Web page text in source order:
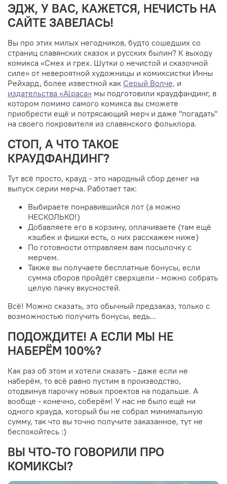
ЭДЖ, У ВАС, КАЖЕТСЯ, НЕЧИСТЬ НА
САЙТЕ ЗАВЕЛАСЬ!
Вы про этих милых негодников, будто сошедших со
страниц славянских сказок и русских былин? К выходу
комикса «Смех и грех. Шутки о нечистой и сказочной
силе» от невероятной художницы и комиксистки Инны
Рейхард, более известной как Серый Волче, и
издательства «Alpaca» мы подготовили краудфандинг, в
котором помимо самого комикса вы сможете
приобрести ещё и потрясающий мерч и даже "погадать"
на своего покровителя из славянского фольклора.
СТОП, А ЧТО ТАКОЕ
КРАУДФАНДИНГ?
Тут всё просто, крауд - это народный сбор денег на
выпуск серии мерча. Работает так:
Выбираете понравившийся лот (а можно
НЕСКОЛЬКО!)
Добавляете его в корзину, оплачиваете (там ещё
кэшбек и фишки есть, о них расскажем ниже)
По готовности отправляем вам посылочку с
мерчем.
Также вы получаете бесплатные бонусы, если
сумма сборов пройдёт сверхцели - можно собрать
целую пачку вкусностей.
Всё! Можно сказать, это обычный предзаказ, только с
возможностью получить бонусы, ведь...
ПОДОЖДИТЕ! А ЕСЛИ МЫ НЕ
НАБЕРЁМ 100%?
Как раз об этом и хотели сказать - даже если не
наберём, то всё равно пустим в производство,
отодвинув парочку новых проектов на подальше. А
вообще - конечно, соберём! У нас не было ещё ни
одного крауда, который бы не собрал минимальную
сумму, так что вы точно получите заказанное, тут не
беспокойтесь :)
ВЫ ЧТО-ТО ГОВОРИЛИ ПРО
КОМИКСЫ?